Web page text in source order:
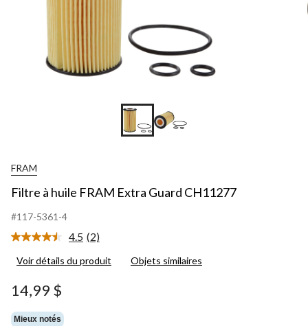
FRAM
Filtre à huile FRAM Extra Guard CH11277
#117-5361-4
4.5 Lire
2
(2)
Voir détails du produit Objets similaires
14,99 $
Mieux notés